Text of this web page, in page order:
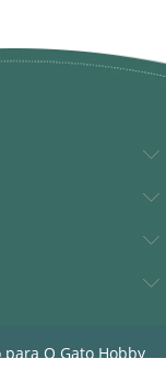
O Gato Hobby